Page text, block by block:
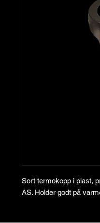
Sort termokopp i plast,
AS. Holder godt på